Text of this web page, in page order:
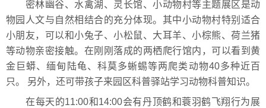
密林幽谷、水禽湖、灵长馆、小动物村等主题展区是动
物园人文与自然相结合的充分体现。其中小动物村特别适合
小朋友，可以和小兔子、小松鼠、大耳羊、小棕熊、荷兰猪
等动物亲密接触。在刚刚落成的两栖爬行馆内，可以看到黄
金巨蟒、缅甸陆龟、科莫多蜥蜴等两爬类动物40多种近百
只。 另外，还可带孩子来园区科普驿站学习动物科普知识。
在每天的11:00和14:00会有丹顶鹤和蓑羽鹤飞翔行为展